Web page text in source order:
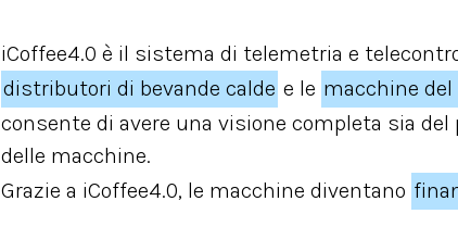
iCoffee4.0 è il sistema di telemetria e
distributori di bevande calde e le macchine
consente di avere una visione completa sia
delle macchine.
Grazie a iCoffee4.0, le macchine diventano